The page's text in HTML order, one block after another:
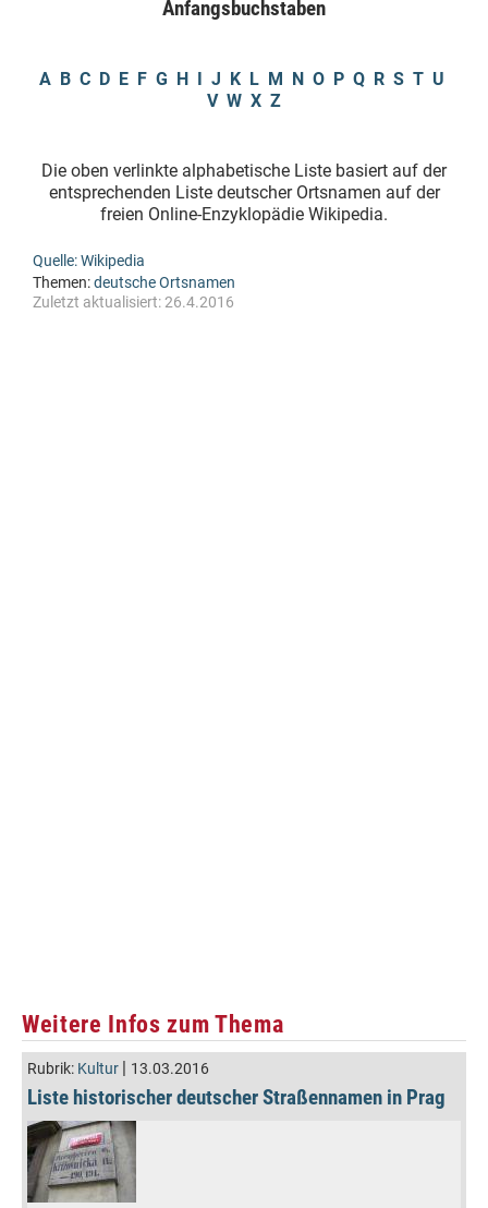
Anfangsbuchstaben
A B C D E F G H I J K L M N O P Q R S T U
V W X Z
Die oben verlinkte alphabetische Liste basiert auf der
entsprechenden Liste deutscher Ortsnamen auf der
freien Online-Enzyklopädie Wikipedia.
Quelle: Wikipedia
Themen:deutsche Ortsnamen
Zuletzt aktualisiert:26.4.2016
Weitere Infos zum Thema
Rubrik: Kultur | 13.03.2016
Liste historischer deutscher Straßennamen in Prag